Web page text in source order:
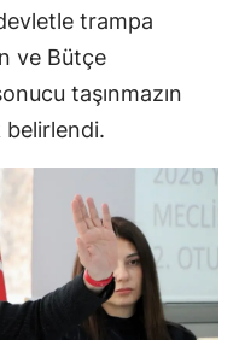
trampa
ve Bütçe
taşınmazın
belirlendi.